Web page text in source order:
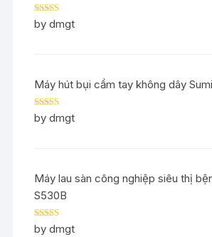
Rated5out
of 5
by dmgt
Máy hút bụi cầm tay không dây
Rated5out
of 5
by dmgt
Máy lau sàn công nghiệp siêu thị
S530B
Rated5out
by dmgt